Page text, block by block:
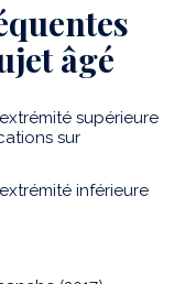
âgé
supérieure
sur
inférieure